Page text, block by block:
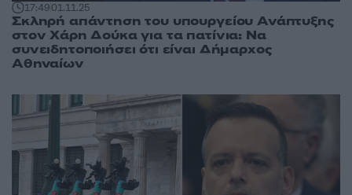
17:4901.11.25
Σκληρή απάντηση του υπουργείου Ανάπτυξης
στον Χάρη Δούκα για τα πατίνια: Να
συνειδητοποιήσει ότι είναι Δήμαρχος
Αθηναίων